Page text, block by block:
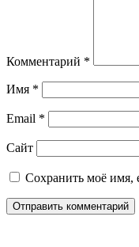
Комментарий *
Имя *
Email *
Сайт
Сохранить моё имя,